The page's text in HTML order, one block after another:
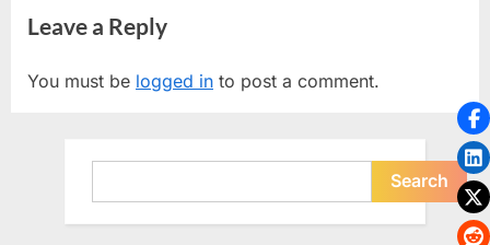
Leave a Reply
You must be logged in to post a comment.
Search